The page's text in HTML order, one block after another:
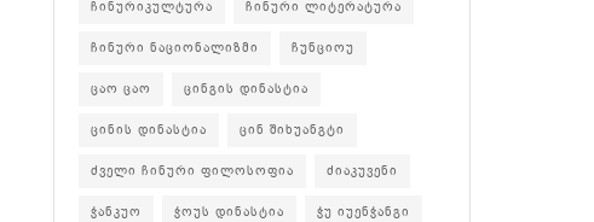
ჩინურიკულტურა ჩინური ლიტერატურა
ჩინური ნაციონალიზმი ჩუნციოუ
ცაო ცაო ცინგის დინასტია
ცინის დინასტია ცინ შიხუანგტი
ძველი ჩინური ფილოსოფია ძიაკუვენი
ჭანკუო ჭოუს დინასტია ჭუ იუენჭანგი